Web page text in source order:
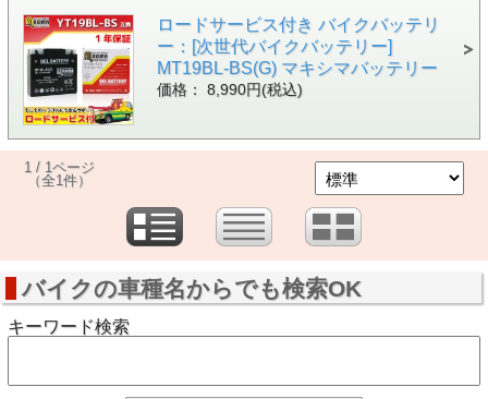
ロードサービス付き バイクバッテリ
ー：[次世代バイクバッテリー]
MT19BL-BS(G) マキシマバッテリー
価格： 8,990円(税込)
1 / 1ページ
（全1件）
バイクの車種名からでも検索OK
キーワード検索